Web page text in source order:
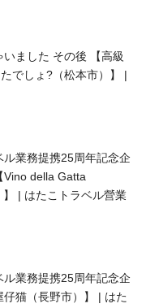
いました その後 【高級
でしょ?（松本市）】 |
ル業務提携25周年記念企
Vino della Gatta
| はたこトラベル營業
ル業務提携25周年記念企
猫（長野市）】 | はた